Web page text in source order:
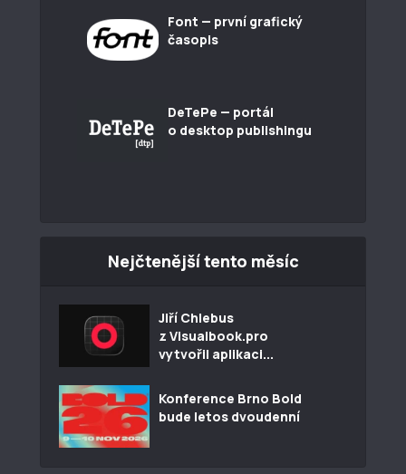
Font — první grafický
časopis
DeTePe — portál
o desktop publishingu
Nejčtenější tento měsíc
Jiří Chlebus
z Visualbook.pro
vytvořil aplikaci...
Konference Brno Bold
bude letos dvoudenní